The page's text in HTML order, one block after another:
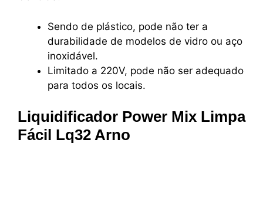
Sendo de plástico, pode não ter a
durabilidade de modelos de vidro ou aço
inoxidável.
Limitado a 220V, pode não ser adequado
para todos os locais.
Liquidificador Power Mix Limpa
Fácil Lq32 Arno